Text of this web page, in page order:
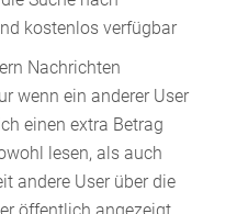
kostenlos verfügbar
Nachrichten
wenn ein anderer User
einen extra Betrag
lesen, als auch
andere User über die